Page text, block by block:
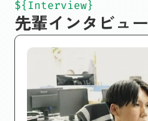
${Interview}
先輩インタビュー